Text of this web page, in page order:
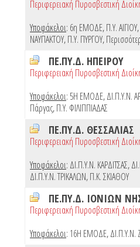
Περιφερειακή Πυροσβεστική
Υποφάκελοι: 6η ΕΜΟΔΕ,Π.Υ. ΑΙΓΙΟΥ,
ΝΑΥΠΑΚΤΟΥ,Π.Υ. ΠΥΡΓΟΥ,
ΠΕ.ΠΥ.Δ. ΗΠΕΙΡΟΥ
Περιφερειακή Πυροσβεστική
Υποφάκελοι: 5Η ΕΜΟΔΕ,ΔΙ.Π.Υ.Ν.
Πάργας,Π.Υ. ΦΙΛΙΠΠΙΑΔΑΣ
ΠΕ.ΠΥ.Δ. ΘΕΣΣΑΛΙΑΣ
Περιφερειακή Πυροσβεστική
Υποφάκελοι: ΔΙ.Π.Υ.Ν. ΚΑΡΔΙΤΣΑΣ,
ΔΙ.Π.Υ.Ν. ΤΡΙΚΑΛΩΝ,Π.Κ. ΣΚΙΑΘΟΥ
ΠΕ.ΠΥ.Δ. ΙΟΝΙΩΝ
Περιφερειακή Πυροσβεστική
Υποφάκελοι: 16Η ΕΜΟΔΕ,ΔΙ.Π.Υ.Ν.